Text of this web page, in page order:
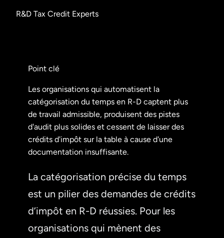
R&D Tax Credit Experts
Point clé
Les organisations qui automatisent la
catégorisation du temps en R-D captent plus
de travail admissible, produisent des pistes
d'audit plus solides et cessent de laisser des
crédits d'impôt sur la table à cause d'une
documentation insuffisante.
La catégorisation précise du temps
est un pilier des demandes de crédits
d’impôt en R-D réussies. Pour les
organisations qui mènent des